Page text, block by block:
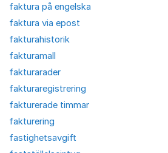
faktura på engelska
faktura via epost
fakturahistorik
fakturamall
fakturarader
fakturaregistrering
fakturerade timmar
fakturering
fastighetsavgift